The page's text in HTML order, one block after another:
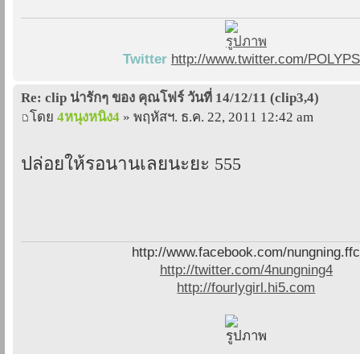
Twitter http://www.twitter.com/
Re: clip น่ารักๆ ของ คุณโฟร์ วันที่ 14/12/11 (clip3,4)
โดย 4หนุงหนิง4 » พฤหัสฯ. ธ.ค. 22, 2011 12:42 am
ปล่อยให้รอนานเลยนะยะ 555
http://www.facebook.com/nungning.ffc
http://twitter.com/4nungning4
http://fourlygirl.hi5.com